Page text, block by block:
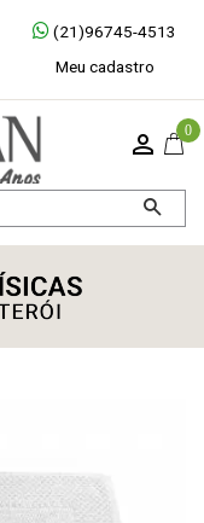
(21)96745-4513
Meu cadastro
0
Fechar [×]